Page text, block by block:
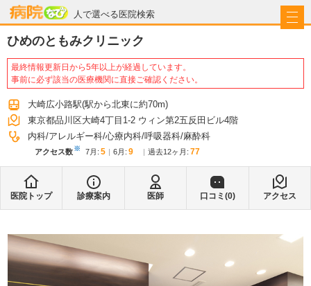
人で選べる医院検索
病院なび
ひめのともみクリニック
最終情報更新日から5年以上が経過しています。
事前に必ず該当の医療機関に直接ご確認ください。
大崎広小路駅(駅から北東に約70m)
東京都品川区大崎4丁目1-2 ウィン第2五反田ビル4階
内科 アレルギー科 心療内科 呼吸器科 麻酔科
アクセス数※ 7月 : 5 6月 : 9 過去12ヶ月: 77
医院トップ 診療案内 医師 口コミ(0) アクセス